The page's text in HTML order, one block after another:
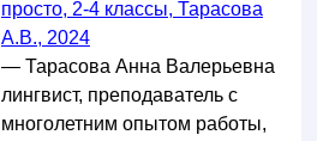
просто, 2-4 классы, Тарасова
А.В., 2024
— Тарасова Анна Валерьевна
лингвист, преподаватель с
многолетним опытом работы,